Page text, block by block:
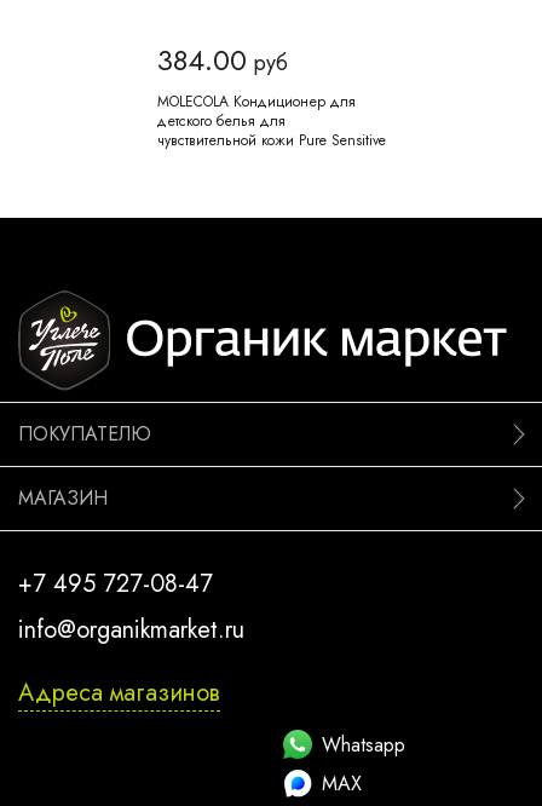
384.00 руб
MOLECOLA Кондиционер для
детского белья для
чувствительной кожи Pure Sensitive
ПОКУПАТЕЛЮ
МАГАЗИН
+7 495 727-08-47
info@organikmarket.ru
Адреса магазинов
Whatsapp
MAX